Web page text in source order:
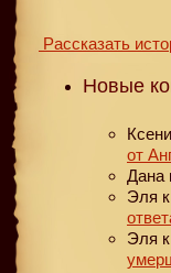
Рассказать
Новые
от
Дана
Эля
Эля